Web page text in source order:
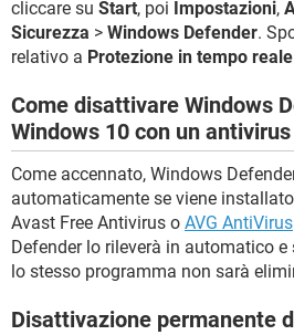
cliccare su Start, poi Impostazioni,
Sicurezza > Windows Defender.
relativo a Protezione in tempo reale
Come disattivare Windows
Windows 10 con un antivirus
Come accennato, Windows
automaticamente se viene
Avast Free Antivirus o AVG AntiVirus
Defender lo rileverà in automatico
lo stesso programma non sarà
Disattivazione permanente